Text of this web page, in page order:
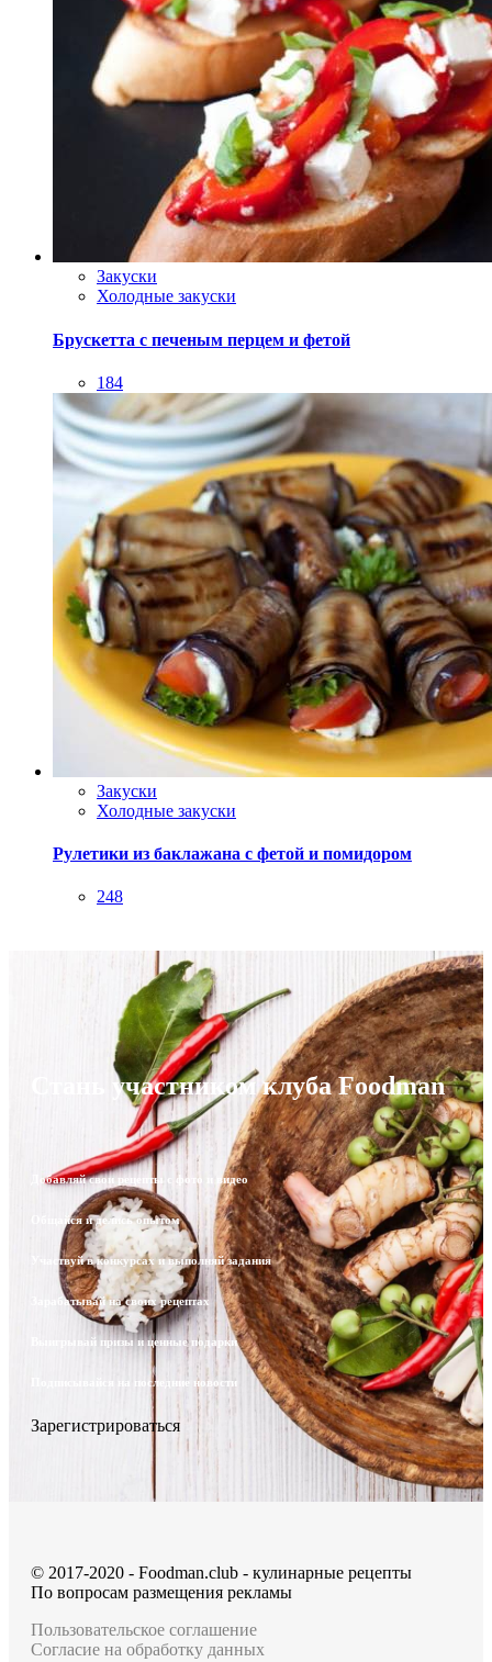
Закуски
Холодные закуски
Брускетта с печеным перцем и фетой
184
Закуски
Холодные закуски
Рулетики из баклажана с фетой и помидором
248
Стань участником клуба Foodman
Добавляй свои рецепты с фото и видео
Общайся и делись опытом
Участвуй в конкурсах и выполняй задания
Зарабатывай на своих рецептах
Выигрывай призы и ценные подарки
Подписывайся на последние новости
Зарегистрироваться
© 2017-2020 - Foodman.club - кулинарные рецепты
По вопросам размещения рекламы
Пользовательское соглашение
Согласие на обработку данных